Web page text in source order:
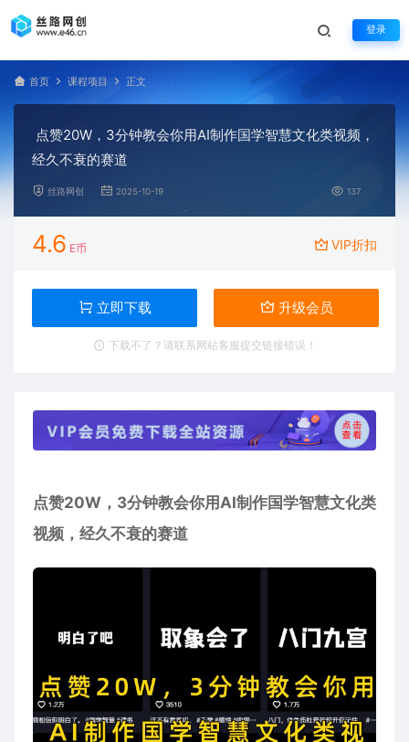
登录
首页 课程项目 正文
点赞20W，3分钟教会你用AI制作国学智慧文化类视频，
经久不衰的赛道
丝路网创 2025-10-19 137
4.6 E币 VIP折扣
立即下载 升级会员
下载不了？请联系网站客服提交链接错误！
点赞20W，3分钟教会你用AI制作国学智慧文化类
视频，经久不衰的赛道